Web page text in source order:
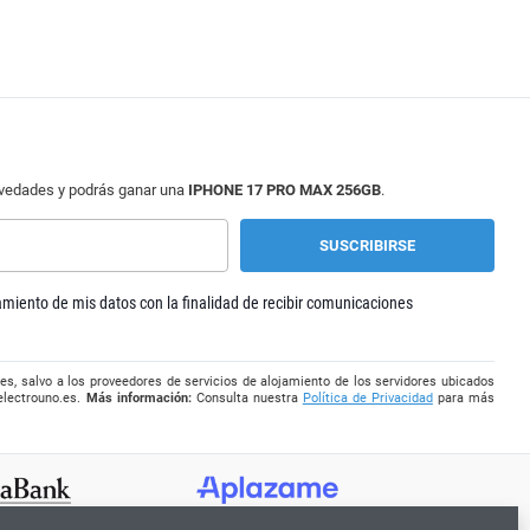
y podrás ganar una IPHONE 17 PRO MAX 256GB.
de mis datos con la finalidad de recibir comunicaciones
salvo a los proveedores de servicios de alojamiento de los servidores ubicados
. Más información:Consulta nuestra Política de Privacidadpara más